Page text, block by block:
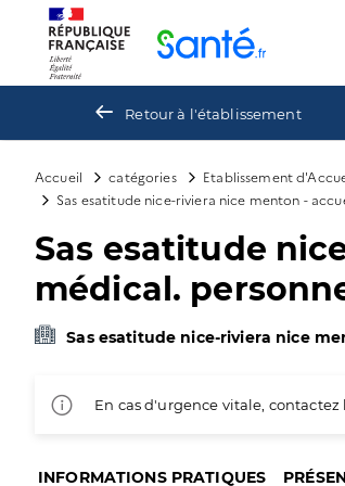
Retour à l'établissement
Accueil catégories Etablissement
Sas esatitude nice-riviera nice menton -
Sas esatitude
médical.
Sas esatitude nice-riviera nice
En cas d'urgence vitale,
INFORMATIONS PRATIQUES
Panneau de gestion des cookies